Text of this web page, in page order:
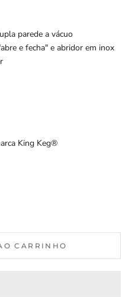
parede a vácuo
e fecha" e abridor em inox
King Keg®
CARRINHO